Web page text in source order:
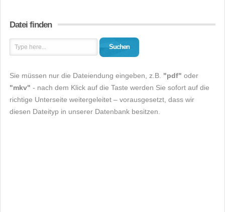
Datei finden
Suchen
Sie müssen nur die Dateiendung eingeben, z.B. "pdf" oder
"mkv" - nach dem Klick auf die Taste werden Sie sofort auf die
richtige Unterseite weitergeleitet – vorausgesetzt, dass wir
diesen Dateityp in unserer Datenbank besitzen.